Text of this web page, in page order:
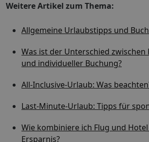
Weitere Artikel zum Thema:
Allgemeine Urlaubstipps und
Was ist der Unterschied zwischen
und individueller Buchung?
All-Inclusive-Urlaub: Was
Last-Minute-Urlaub: Tipps für
Wie kombiniere ich Flug und
Ersparnis?